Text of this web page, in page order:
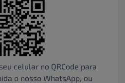
celular no QRCode para
o nosso WhatsApp, ou